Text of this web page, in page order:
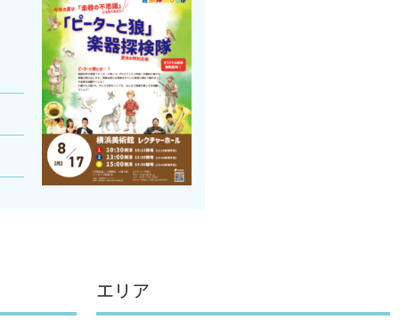
エリア